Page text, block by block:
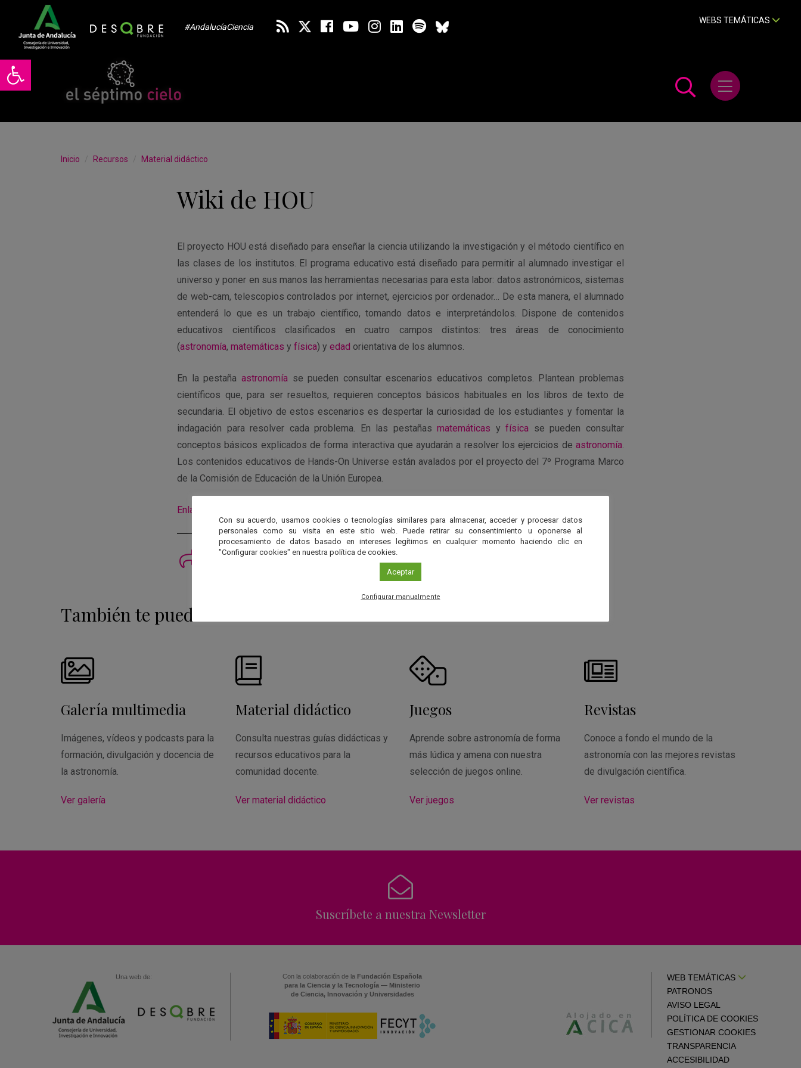
Abrir barra de herramientas
#AndalucíaCiencia
WEBS TEMÁTICAS
Abrir menú
Inicio Recursos Material didáctico
Wiki de HOU
El proyecto HOU está diseñado para enseñar la ciencia utilizando la investigación y el método científico en
las clases de los institutos. El programa educativo está diseñado para permitir al alumnado investigar el
universo y poner en sus manos las herramientas necesarias para esta labor: datos astronómicos, sistemas
de web-cam, telescopios controlados por internet, ejercicios por ordenador… De esta manera, el alumnado
entenderá lo que es un trabajo científico, tomando datos e interpretándolos. Dispone de contenidos
educativos científicos clasificados en cuatro campos distintos: tres áreas de conocimiento
(astronomía, matemáticas y física) y edad orientativa de los alumnos.
En la pestaña astronomíase pueden consultar escenarios educativos completos. Plantean problemas
científicos que, para ser resueltos, requieren conceptos básicos habituales en los libros de texto de
secundaria. El objetivo de estos escenarios es despertar la curiosidad de los estudiantes y fomentar la
indagación para resolver cada problema. En las pestañasmatemáticas yfísica se pueden consultar
conceptos básicos explicados de forma interactiva que ayudarán a resolver los ejercicios de astronomía.
Los contenidos educativos de Hands-On Universe están avalados por el proyecto del 7º Programa Marco
de la Comisión de Educación de la Unión Europea.
Enlace a la web del proyecto HOU
Imprimir
También te puede interesar...
Galería multimedia
Imágenes, vídeos y podcasts para la
formación, divulgación y docencia de
la astronomía.
Ver galería
Material didáctico
Consulta nuestras guías didácticas y
recursos educativos para la
comunidad docente.
Ver material didáctico
Juegos
Aprende sobre astronomía de forma
más lúdica y amena con nuestra
selección de juegos online.
Ver juegos
Revistas
Conoce a fondo el mundo de la
astronomía con las mejores revistas
de divulgación científica.
Ver revistas
Suscríbete a nuestra Newsletter
Una web de: Con la colaboración de la Fundación Española
para la Ciencia y la Tecnología — Ministerio
de Ciencia, Innovación y Universidades
WEB TEMÁTICAS
PATRONOS
AVISO LEGAL
POLÍTICA DE COOKIES
GESTIONAR COOKIES
TRANSPARENCIA
ACCESIBILIDAD
Con su acuerdo, usamos cookies o tecnologías similares para almacenar, acceder y procesar datos
personales como su visita en este sitio web. Puede retirar su consentimiento u oponerse al
procesamiento de datos basado en intereses legítimos en cualquier momento haciendo clic en
"Configurar cookies" en nuestra política de cookies.
Aceptar
Configurar manualmente